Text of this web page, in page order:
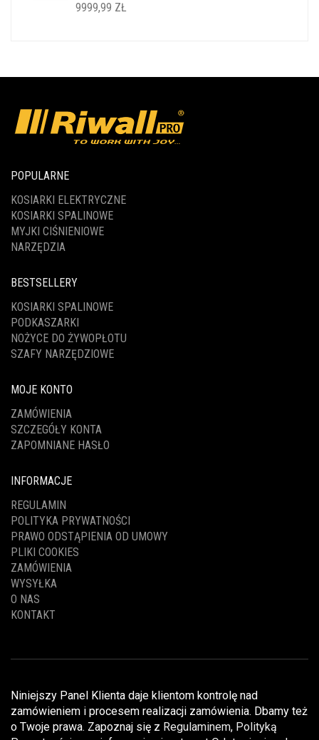
9999,99 ZŁ
POPULARNE
KOSIARKI ELEKTRYCZNE
KOSIARKI SPALINOWE
MYJKI CIŚNIENIOWE
NARZĘDZIA
BESTSELLERY
KOSIARKI SPALINOWE
PODKASZARKI
NOŻYCE DO ŻYWOPŁOTU
SZAFY NARZĘDZIOWE
MOJE KONTO
ZAMÓWIENIA
SZCZEGÓŁY KONTA
ZAPOMNIANE HASŁO
INFORMACJE
REGULAMIN
POLITYKA PRYWATNOŚCI
PRAWO ODSTĄPIENIA OD UMOWY
PLIKI COOKIES
ZAMÓWIENIA
WYSYŁKA
O NAS
KONTAKT
Niniejszy Panel Klienta daje klientom kontrolę nad
zamówieniem i procesem realizacji zamówienia. Dbamy też
o Twoje prawa. Zapoznaj się z Regulaminem, Polityką